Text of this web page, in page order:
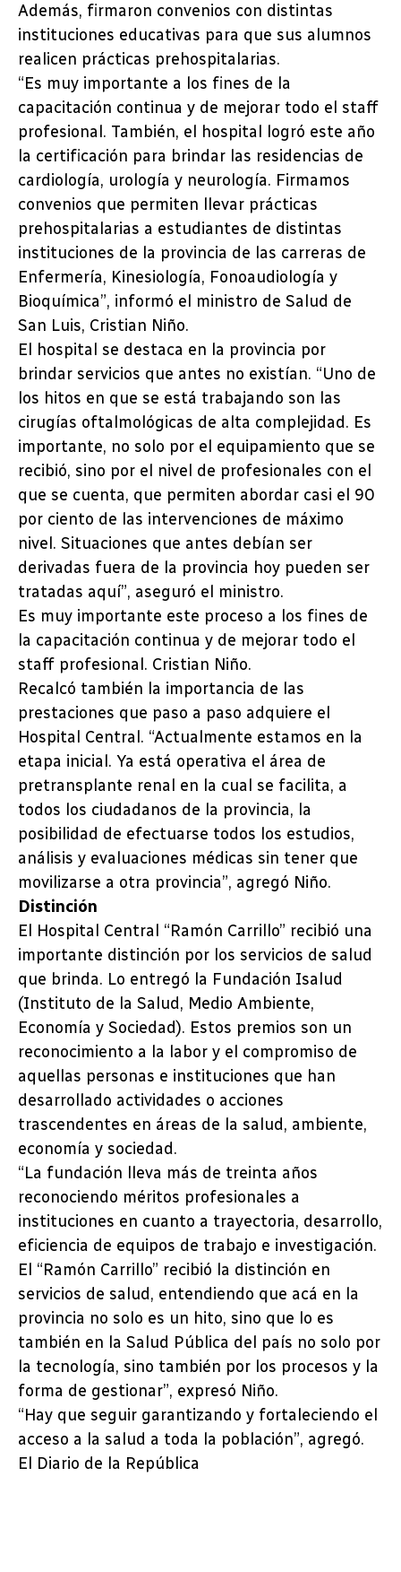
Además, firmaron convenios con distintas
instituciones educativas para que sus alumnos
realicen prácticas prehospitalarias.
“Es muy importante a los fines de la
capacitación continua y de mejorar todo el staff
profesional. También, el hospital logró este año
la certificación para brindar las residencias de
cardiología, urología y neurología. Firmamos
convenios que permiten llevar prácticas
prehospitalarias a estudiantes de distintas
instituciones de la provincia de las carreras de
Enfermería, Kinesiología, Fonoaudiología y
Bioquímica”, informó el ministro de Salud de
San Luis, Cristian Niño.
El hospital se destaca en la provincia por
brindar servicios que antes no existían. “Uno de
los hitos en que se está trabajando son las
cirugías oftalmológicas de alta complejidad. Es
importante, no solo por el equipamiento que se
recibió, sino por el nivel de profesionales con el
que se cuenta, que permiten abordar casi el 90
por ciento de las intervenciones de máximo
nivel. Situaciones que antes debían ser
derivadas fuera de la provincia hoy pueden ser
tratadas aquí”, aseguró el ministro.
Es muy importante este proceso a los fines de
la capacitación continua y de mejorar todo el
staff profesional. Cristian Niño.
Recalcó también la importancia de las
prestaciones que paso a paso adquiere el
Hospital Central. “Actualmente estamos en la
etapa inicial. Ya está operativa el área de
pretransplante renal en la cual se facilita, a
todos los ciudadanos de la provincia, la
posibilidad de efectuarse todos los estudios,
análisis y evaluaciones médicas sin tener que
movilizarse a otra provincia”, agregó Niño.
Distinción
El Hospital Central “Ramón Carrillo” recibió una
importante distinción por los servicios de salud
que brinda. Lo entregó la Fundación Isalud
(Instituto de la Salud, Medio Ambiente,
Economía y Sociedad). Estos premios son un
reconocimiento a la labor y el compromiso de
aquellas personas e instituciones que han
desarrollado actividades o acciones
trascendentes en áreas de la salud, ambiente,
economía y sociedad.
“La fundación lleva más de treinta años
reconociendo méritos profesionales a
instituciones en cuanto a trayectoria, desarrollo,
eficiencia de equipos de trabajo e investigación.
El “Ramón Carrillo” recibió la distinción en
servicios de salud, entendiendo que acá en la
provincia no solo es un hito, sino que lo es
también en la Salud Pública del país no solo por
la tecnología, sino también por los procesos y la
forma de gestionar”, expresó Niño.
“Hay que seguir garantizando y fortaleciendo el
acceso a la salud a toda la población”, agregó.
El Diario de la República